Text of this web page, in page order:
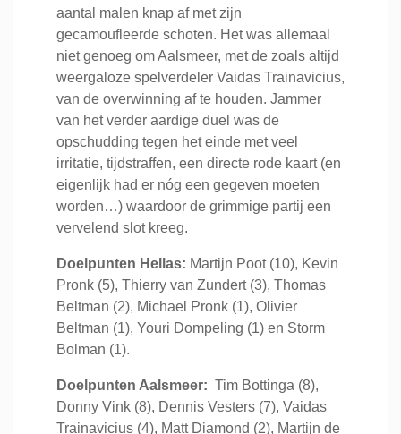
aantal malen knap af met zijn
gecamoufleerde schoten. Het was allemaal
niet genoeg om Aalsmeer, met de zoals altijd
weergaloze spelverdeler Vaidas Trainavicius,
van de overwinning af te houden. Jammer
van het verder aardige duel was de
opschudding tegen het einde met veel
irritatie, tijdstraffen, een directe rode kaart (en
eigenlijk had er nóg een gegeven moeten
worden…) waardoor de grimmige partij een
vervelend slot kreeg.
Doelpunten Hellas: Martijn Poot (10), Kevin
Pronk (5), Thierry van Zundert (3), Thomas
Beltman (2), Michael Pronk (1), Olivier
Beltman (1), Youri Dompeling (1) en Storm
Bolman (1).
Doelpunten Aalsmeer: Tim Bottinga (8),
Donny Vink (8), Dennis Vesters (7), Vaidas
Trainavicius (4), Matt Diamond (2), Martijn de